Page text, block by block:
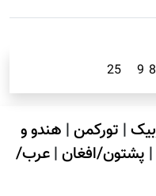
8
9
25
| تورکمن| هندو و
| پشتون/افغان|عرب/